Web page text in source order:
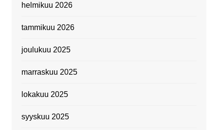
helmikuu 2026
tammikuu 2026
joulukuu 2025
marraskuu 2025
lokakuu 2025
syyskuu 2025